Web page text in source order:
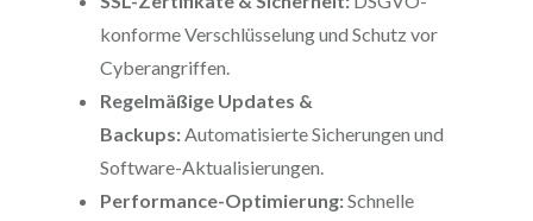
konforme Verschlüsselung und Schutz vor
Cyberangriffen.
Regelmäßige Updates &
Backups:Automatisierte Sicherungen und
Software-Aktualisierungen.
Performance-Optimierung:Schnelle